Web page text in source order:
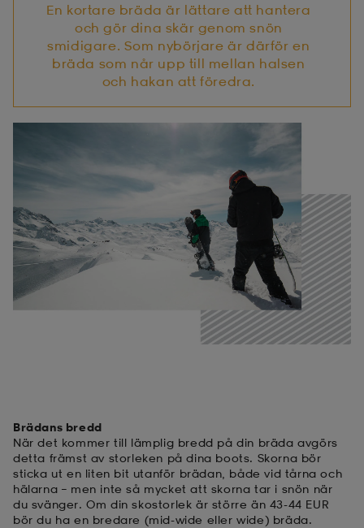
En kortare bräda är lättare att hantera
och gör dina skär genom snön
smidigare. Som nybörjare är därför en
bräda som når upp till mellan halsen
och hakan att föredra.
Brädans bredd
När det kommer till lämplig bredd på din bräda avgörs
detta främst av storleken på dina boots. Skorna bör
sticka ut en liten bit utanför brädan, både vid tårna och
hälarna – men inte så mycket att skorna tar i snön när
du svänger. Om din skostorlek är större än 43-44 EUR
bör du ha en bredare (mid-wide eller wide) bräda.